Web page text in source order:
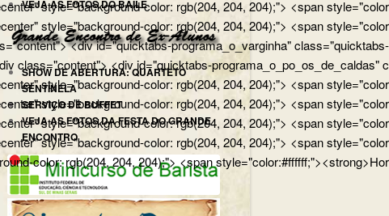
style="background-color: rgb(204, 204, 204);"> <span
style="background-color: rgb(204, 204, 204);"> <span
<div id="quicktabs-programa_o_varginha"
class="content"> <div id="quicktabs-
style="background-color: rgb(204, 204, 204);"> <span
style="background-color: rgb(204, 204, 204);"> <span
style="background-color: rgb(204, 204, 204);"> <span
style="background-color: rgb(204, 204, 204);"> <span
color: rgb(204, 204, 204);"> <span
VEJA AS FOTOS DO BAILE
SHOW DE ABERTURA: QUARTETO
SENTINELA
SERVIÇO DE BUFFET
VEJA AS FOTOS DA FESTA DO GRANDE
ENCONTRO